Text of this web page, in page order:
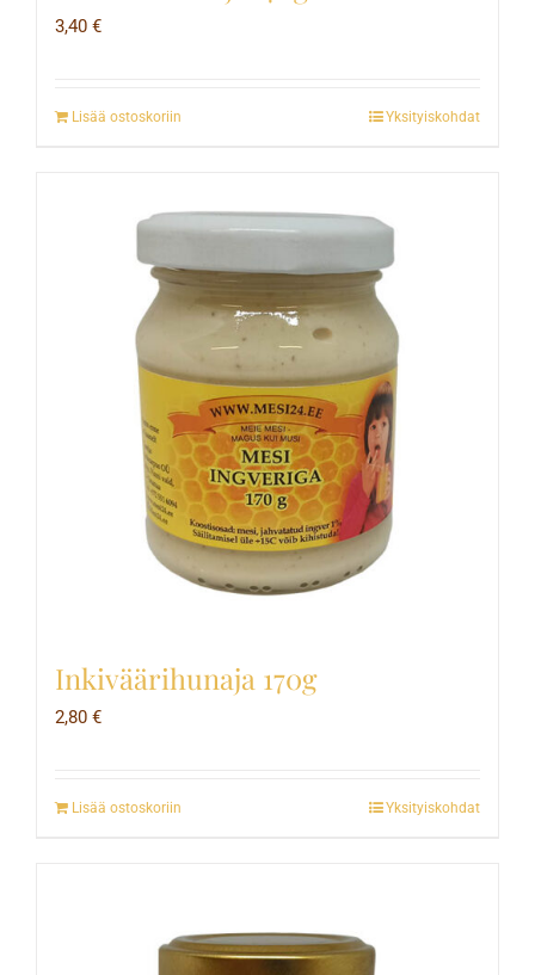
3,40 €
Lisää ostoskoriin Yksityiskohdat
Inkiväärihunaja 170g
2,80 €
Lisää ostoskoriin Yksityiskohdat